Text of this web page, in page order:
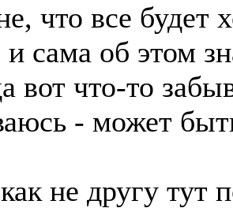
что все будет
сама об этом
вот что-то
- может
не другу тут